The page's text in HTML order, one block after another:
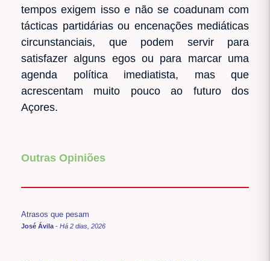
tempos exigem isso e não se coadunam com
tácticas partidárias ou encenações mediáticas
circunstanciais, que podem servir para
satisfazer alguns egos ou para marcar uma
agenda política imediatista, mas que
acrescentam muito pouco ao futuro dos
Açores.
Outras Opiniões
Atrasos que pesam
José Ávila - Há 2 dias, 2026